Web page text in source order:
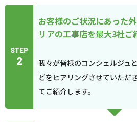
STEP
2
お客様のご状況にあった
リアの工事店を最大3社ご
我々が皆様のコンシェルジュ
どをヒアリングさせていただ
てご紹介します。